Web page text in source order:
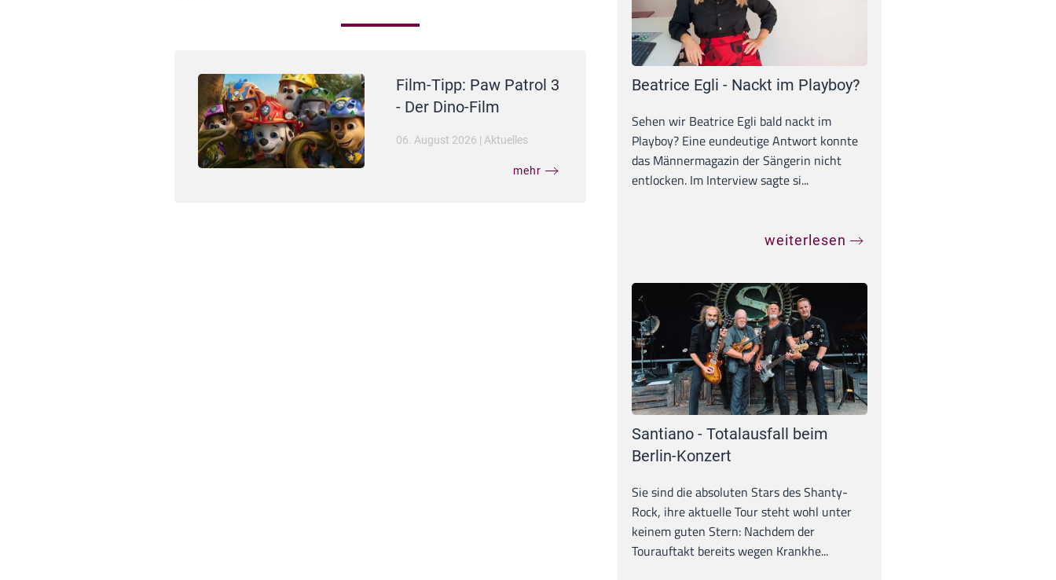
Film-Tipp: Paw Patrol 3
- Der Dino-Film
06. August 2026 | Aktuelles
mehr
Beatrice Egli - Nackt im Playboy?
Sehen wir Beatrice Egli bald nackt im
Playboy? Eine eundeutige Antwort konnte
das Männermagazin der Sängerin nicht
entlocken. Im Interview sagte si...
weiterlesen
Santiano - Totalausfall beim
Berlin-Konzert
Sie sind die absoluten Stars des Shanty-
Rock, ihre aktuelle Tour steht wohl unter
keinem guten Stern: Nachdem der
Tourauftakt bereits wegen Krankhe...